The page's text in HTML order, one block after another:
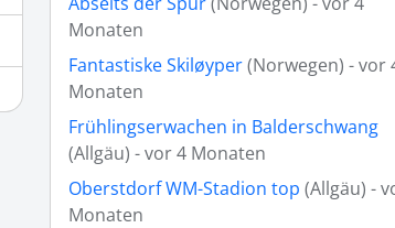
Monaten
Fantastiske Skiløyper(Norwegen) - vor
Monaten
Frühlingserwachen in Balderschwang
(Allgäu) - vor 4 Monaten
Oberstdorf WM-Stadion top (Allgäu) -
Monaten